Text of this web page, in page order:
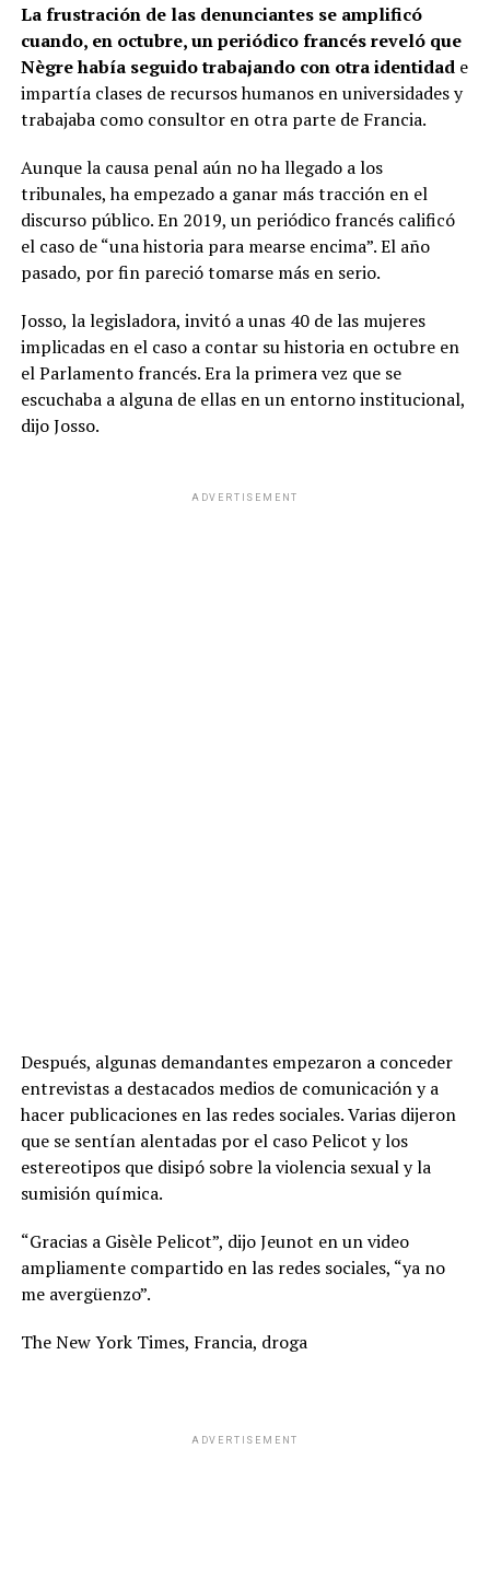
La frustración de las denunciantes se amplificó
cuando, en octubre, un periódico francés reveló que
Nègre había seguido trabajando con otra identidade
impartía clases de recursos humanos en universidades y
trabajaba como consultor en otra parte de Francia.
Aunque la causa penal aún no ha llegado a los
tribunales, ha empezado a ganar más tracción en el
discurso público. En 2019, un periódico francés calificó
el caso de “una historia para mearse encima”. El año
pasado, por fin pareció tomarse más en serio.
Josso, la legisladora, invitó a unas 40 de las mujeres
implicadas en el caso a contar su historia en octubre en
el Parlamento francés. Era la primera vez que se
escuchaba a alguna de ellas en un entorno institucional,
dijo Josso.
ADVERTISEMENT
Después, algunas demandantes empezaron a conceder
entrevistas a destacados medios de comunicación y a
hacer publicaciones en las redes sociales. Varias dijeron
que se sentían alentadas por el caso Pelicot y los
estereotipos que disipó sobre la violencia sexual y la
sumisión química.
“Gracias a Gisèle Pelicot”, dijo Jeunot en un video
ampliamente compartido en las redes sociales, “ya no
me avergüenzo”.
The New York Times, Francia, droga
ADVERTISEMENT